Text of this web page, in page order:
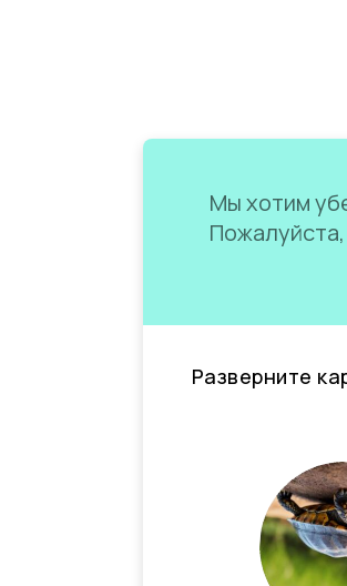
Мы хотим
Разверните